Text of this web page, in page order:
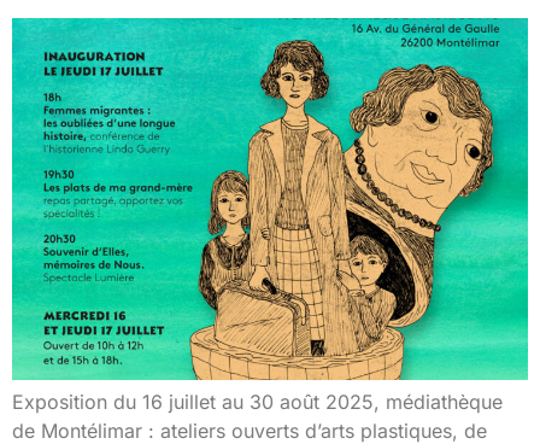
Exposition du 16 juillet au 30 août 2025, médiathèque
de Montélimar : ateliers ouverts d’arts plastiques, de